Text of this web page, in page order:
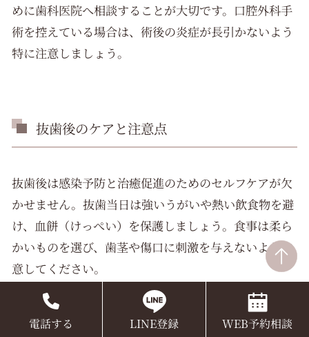
めに歯科医院へ相談することが大切です。口腔外科手
術を控えている場合は、術後の炎症が長引かないよう
特に注意しましょう。
抜歯後のケアと注意点
抜歯後は感染予防と治癒促進のためのセルフケアが欠
かせません。抜歯当日は強いうがいや熱い飲食物を避
け、血餅（けっぺい）を保護しましょう。食事は柔ら
かいものを選び、歯茎や傷口に刺激を与えないよう注
意してください。
抜歯後の主なケアポイント：
電話する LINE登録 WEB予約相談